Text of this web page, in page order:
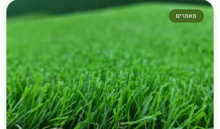
מאמרים